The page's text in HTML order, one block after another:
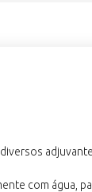
com água,